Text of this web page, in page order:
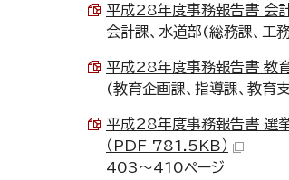
平成28年度事務報告書 会
会計課、水道部(総務課、
平成28年度事務報告書 教
(教育企画課、指導課、教
平成28年度事務報告書 選
（PDF 781.5KB）
403～410ページ